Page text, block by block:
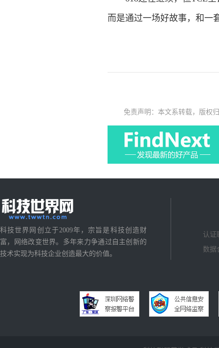
而是通过一场好故事，和一
免责声明：本文系转载，版权
科技世界网创立于2009年，宗旨是科技创造财
富，网络改变世界。多年来力争通过自主创新的
技术实现为科技企业创造最大的价值。
认证
数据